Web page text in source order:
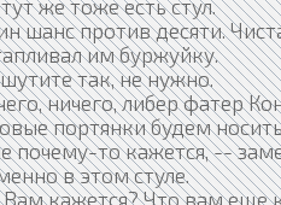
же тоже есть стул.
против десяти.
им буржуйку.
так, не нужно.
ничего, либер фатер
портянки будем
то кажется, --
в этом стуле.
кажется? Что вам еще